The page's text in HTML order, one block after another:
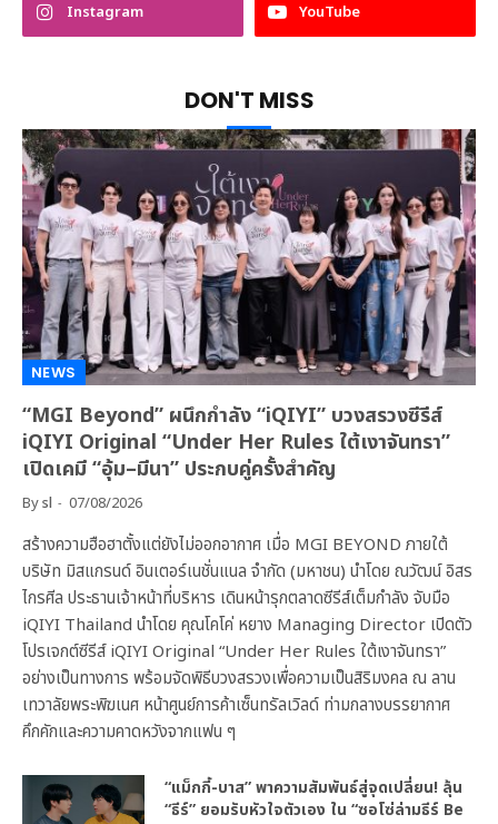
Instagram YouTube
DON'T MISS
NEWS
“MGI Beyond” ผนึกกำลัง “iQIYI” บวงสรวงซีรีส์
iQIYI Original “Under Her Rules ใต้เงาจันทรา”
เปิดเคมี “อุ้ม–มีนา” ประกบคู่ครั้งสำคัญ
Bysl 07/08/2026
สร้างความฮือฮาตั้งแต่ยังไม่ออกอากาศ เมื่อ MGI BEYOND ภายใต้
บริษัท มิสแกรนด์ อินเตอร์เนชั่นแนล จำกัด (มหาชน) นำโดย ณวัฒน์ อิสร
ไกรศีล ประธานเจ้าหน้าที่บริหาร เดินหน้ารุกตลาดซีรีส์เต็มกำลัง จับมือ
iQIYI Thailand นำโดย คุณโคโค่ หยาง Managing Director เปิดตัว
โปรเจกต์ซีรีส์ iQIYI Original “Under Her Rules ใต้เงาจันทรา”
อย่างเป็นทางการ พร้อมจัดพิธีบวงสรวงเพื่อความเป็นสิริมงคล ณ ลาน
เทวาลัยพระพิฆเนศ หน้าศูนย์การค้าเซ็นทรัลเวิลด์ ท่ามกลางบรรยากาศ
คึกคักและความคาดหวังจากแฟน ๆ
“แม็กกี้-บาส” พาความสัมพันธ์สู่จุดเปลี่ยน! ลุ้น
“ธีร์” ยอมรับหัวใจตัวเอง ใน “ซอโซ่ล่ามธีร์ Be